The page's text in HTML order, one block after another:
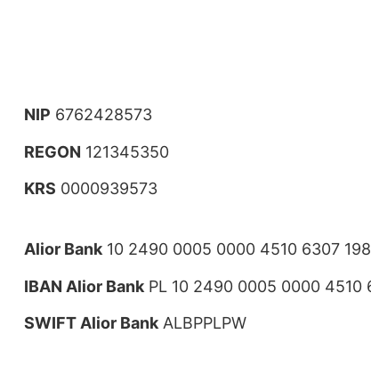
NIP 6762428573
REGON 121345350
KRS 0000939573
Alior Bank10 2490 0005 0000 4510 6307
IBAN Alior Bank PL 10 2490 0005 0000 4510
SWIFT Alior Bank ALBPPLPW